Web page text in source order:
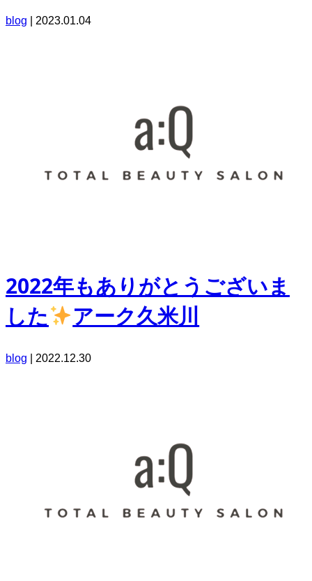
blog 2023.01.04
2022年もありがとうございま
した
アーク久米川
blog 2022.12.30